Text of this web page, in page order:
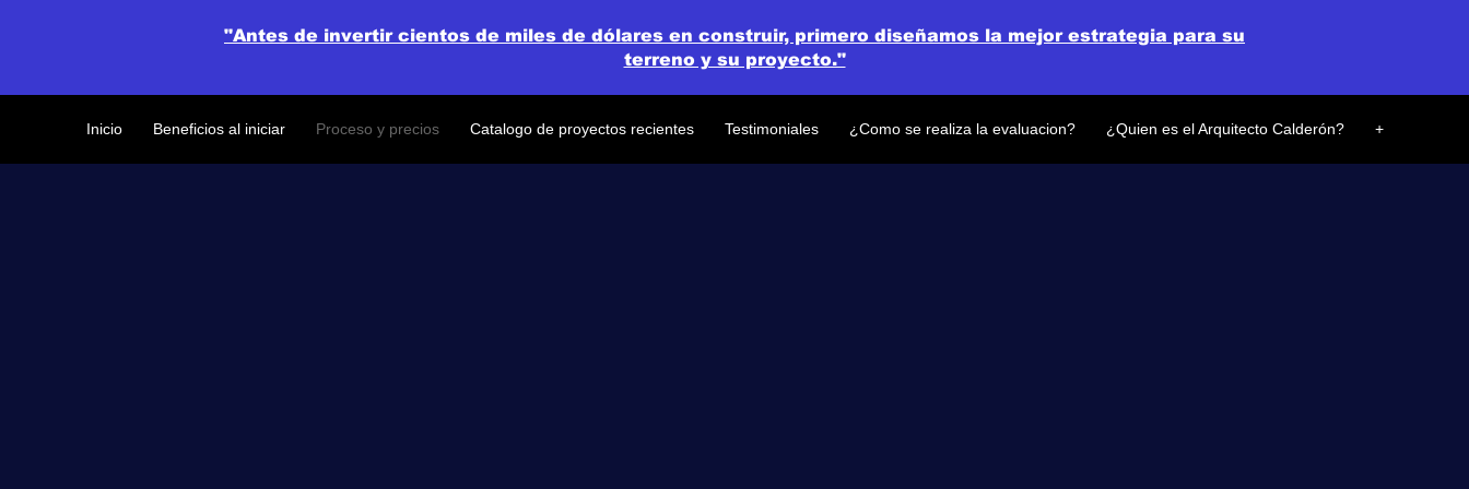
Inicio Beneficios al iniciar Proceso y precios Catalogo de proyectos recientes Testimoniales ¿Como se realiza la evaluacion? ¿Quien es el Arquitecto Calderón? +
"Antes de invertir cientos de miles de dólares en construir, primero diseñamos la mejor estrategia para su
terreno y su proyecto."